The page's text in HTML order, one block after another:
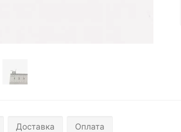
Доставка Оплата